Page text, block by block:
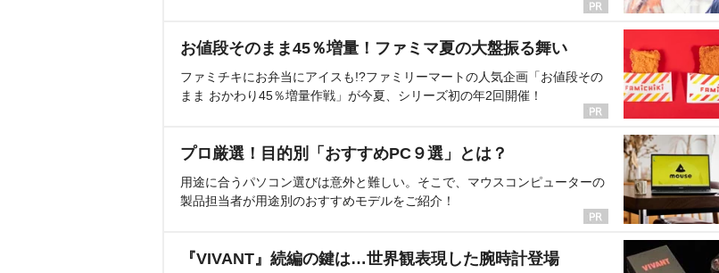
お値段そのまま45％増量！ファミマ夏の大盤振る舞い
ファミチキにお弁当にアイスも!?ファミリーマートの人気企画「お値段その
まま おかわり45％増量作戦」が今夏、シリーズ初の年2回開催！
プロ厳選！目的別「おすすめPC９選」とは？
用途に合うパソコン選びは意外と難しい。そこで、マウスコンピューターの
製品担当者が用途別のおすすめモデルをご紹介！
『VIVANT』続編の鍵は…世界観表現した腕時計登場